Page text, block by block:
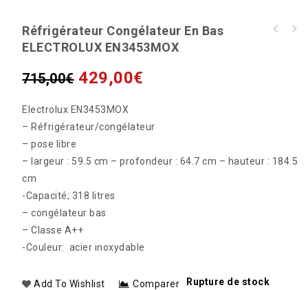
Réfrigérateur Congélateur En Bas
ELECTROLUX EN3453MOX
715,00€ 429,00€
Electrolux EN3453MOX
– Réfrigérateur/congélateur
– pose libre
– largeur : 59.5 cm – profondeur : 64.7 cm – hauteur : 184.5
cm
-Capacité; 318 litres
– congélateur bas
– Classe A++
-Couleur: acier inoxydable
Rupture de stock
Add To Wishlist Comparer